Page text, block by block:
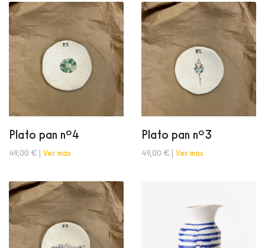
Plato pan nº4
49,00 € | Ver más
Plato pan nº3
49,00 € | Ver más